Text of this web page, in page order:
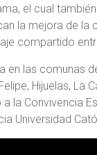
el cual
la mejora de
compartido
en las comunas
Hijuelas, La
la Convivencia
Universidad